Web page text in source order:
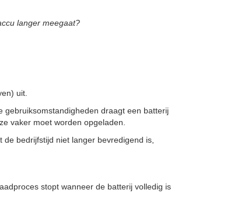
langer meegaat?
uit.
gebruiksomstandigheden draagt een batterij
vaker moet worden opgeladen.
bedrijfstijd niet langer bevredigend is,
stopt wanneer de batterij volledig is